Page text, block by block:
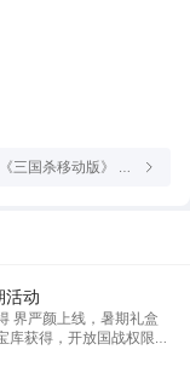
三国杀移动版》 感
活动
界严颜上线，暑期礼盒
库获得，开放国战权限